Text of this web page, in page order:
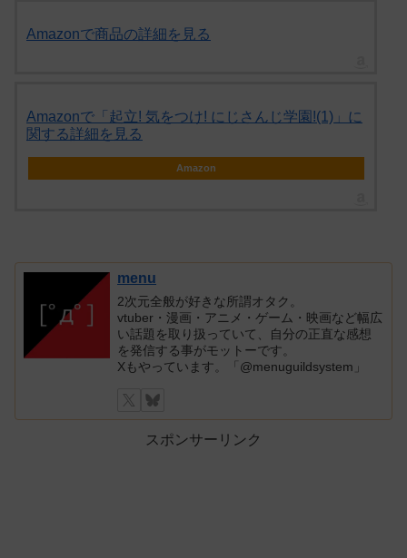
Amazonで商品の詳細を見る
Amazonで「起立! 気をつけ! にじさんじ学園!(1)」に
関する詳細を見る
Amazon
menu
2次元全般が好きな所謂オタク。
vtuber・漫画・アニメ・ゲーム・映画など幅広
い話題を取り扱っていて、自分の正直な感想
を発信する事がモットーです。
Xもやっています。「@menuguildsystem」
スポンサーリンク